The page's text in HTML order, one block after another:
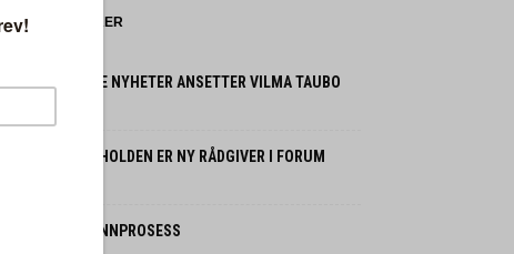
NYESTE SAKER
VERDENS BESTE NYHETER ANSETTER VILMA TAUBO
JUNI HAUGAN HOLDEN ER NY RÅDGIVER I FORUM
– FRYKTER SKINNPROSESS